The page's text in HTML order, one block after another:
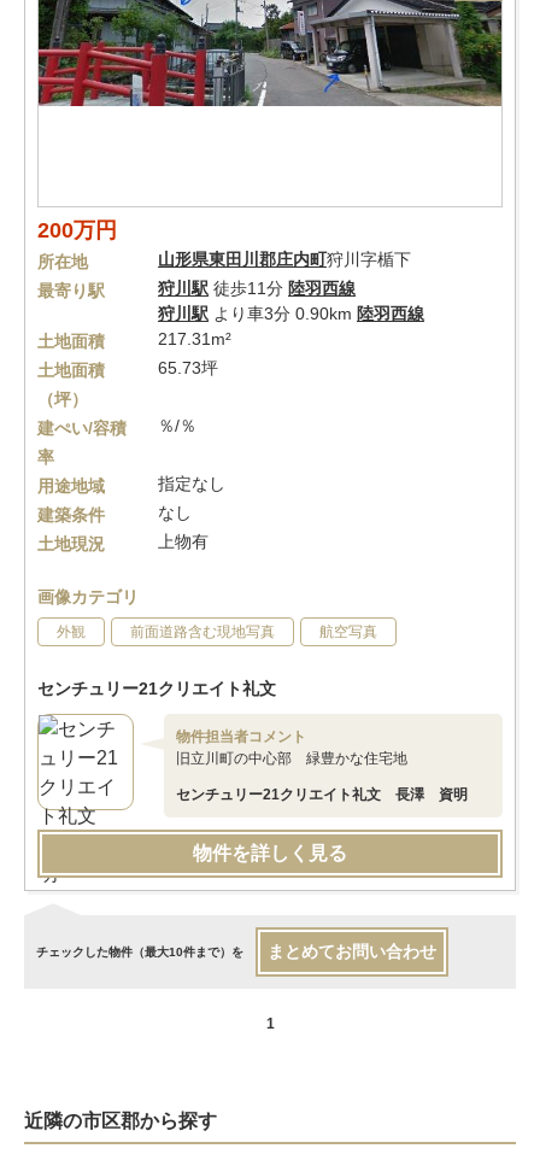
200万円
所在地 山形県東田川郡庄内町狩川字楯下
最寄り駅
狩川駅 徒歩11分 陸羽西線
狩川駅 より車3分 0.90km 陸羽西線
土地面積
217.31m²
土地面積
（坪）
65.73坪
建ぺい/容積
率
％/％
用途地域
指定なし
建築条件
なし
土地現況
上物有
画像カテゴリ
外観 前面道路含む現地写真 航空写真
センチュリー21クリエイト礼文
物件担当者コメント
旧立川町の中心部 緑豊かな住宅地
センチュリー21クリエイト礼文 長澤 資明
物件を詳しく見る
チェックした物件（最大10件まで）を まとめてお問い合わせ
1
近隣の市区郡から探す